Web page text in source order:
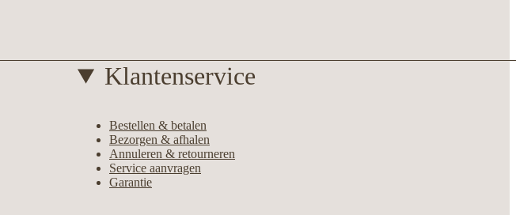
Klantenservice
Bestellen & betalen
Bezorgen & afhalen
Annuleren & retourneren
Service aanvragen
Garantie